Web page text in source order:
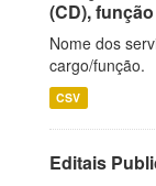
(CD),
Nome dos
cargo/função.
CSV
Editais